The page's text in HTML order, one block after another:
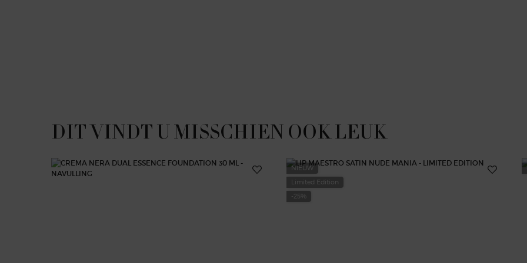
DIT VINDT U MISSCHIEN OOK LEUK
NIEUW
Limited Edition
-25%